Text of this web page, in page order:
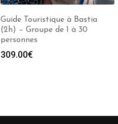
Guide Touristique à Bastia
(2h) – Groupe de 1 à 30
personnes
309.00€